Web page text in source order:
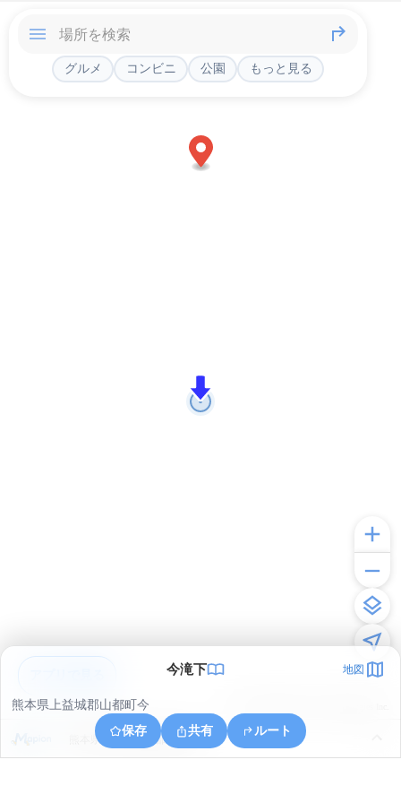
グルメ コンビニ 公園 もっと見る
今滝下 地図
熊本県上益城郡山都町今
保存
共有 ルート
熊本県上益城郡山都町長崎